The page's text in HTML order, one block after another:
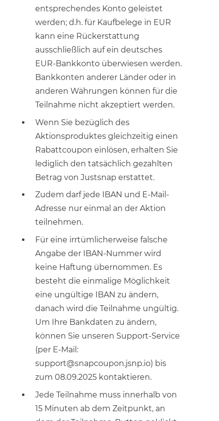
entsprechendes Konto geleistet
werden; d.h. für Kaufbelege in EUR
kann eine Rückerstattung
ausschließlich auf ein deutsches
EUR-Bankkonto überwiesen werden.
Bankkonten anderer Länder oder in
anderen Währungen können für die
Teilnahme nicht akzeptiert werden.
Wenn Sie bezüglich des
Aktionsproduktes gleichzeitig einen
Rabattcoupon einlösen, erhalten Sie
lediglich den tatsächlich gezahlten
Betrag von Justsnap erstattet.
Zudem darf jede IBAN und E-Mail-
Adresse nur einmal an der Aktion
teilnehmen.
Für eine irrtümlicherweise falsche
Angabe der IBAN-Nummer wird
keine Haftung übernommen. Es
besteht die einmalige Möglichkeit
eine ungültige IBAN zu ändern,
danach wird die Teilnahme ungültig.
Um Ihre Bankdaten zu ändern,
können Sie unseren Support-Service
(per E-Mail:
support@snapcoupon.jsnp.io) bis
zum 08.09.2025 kontaktieren.
Jede Teilnahme muss innerhalb von
15 Minuten ab dem Zeitpunkt, an